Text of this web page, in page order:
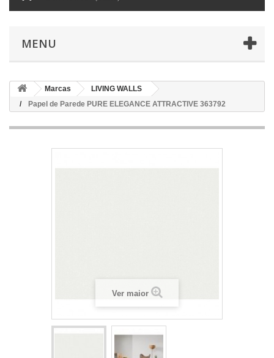
MENU
Marcas
LIVING WALLS
Papel de Parede PURE ELEGANCE ATTRACTIVE 363792
Ver maior